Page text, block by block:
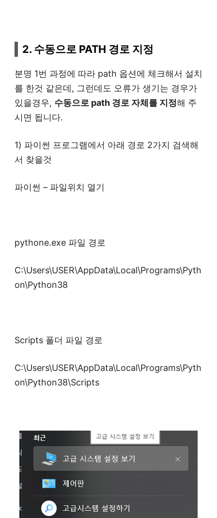
2. 수동으로 PATH 경로 지정
분명 1번 과정에 따라 path 옵션에 체크해서 설치
를 한것 같은데, 그런데도 오류가 생기는 경우가
있을경우, 수동으로 path 경로 자체를 지정해 주
시면 됩니다.
1) 파이썬 프로그램에서 아래 경로 2가지 검색해
서 찾을것
파이썬 – 파일위치 열기
pythone.exe 파일 경로
C:\Users\USER\AppData\Local\Programs\Pyth
on\Python38
Scripts 폴더 파일 경로
C:\Users\USER\AppData\Local\Programs\Pyth
on\Python38\Scripts